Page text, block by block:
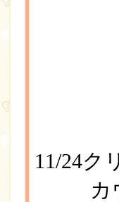
11/24ク
カ